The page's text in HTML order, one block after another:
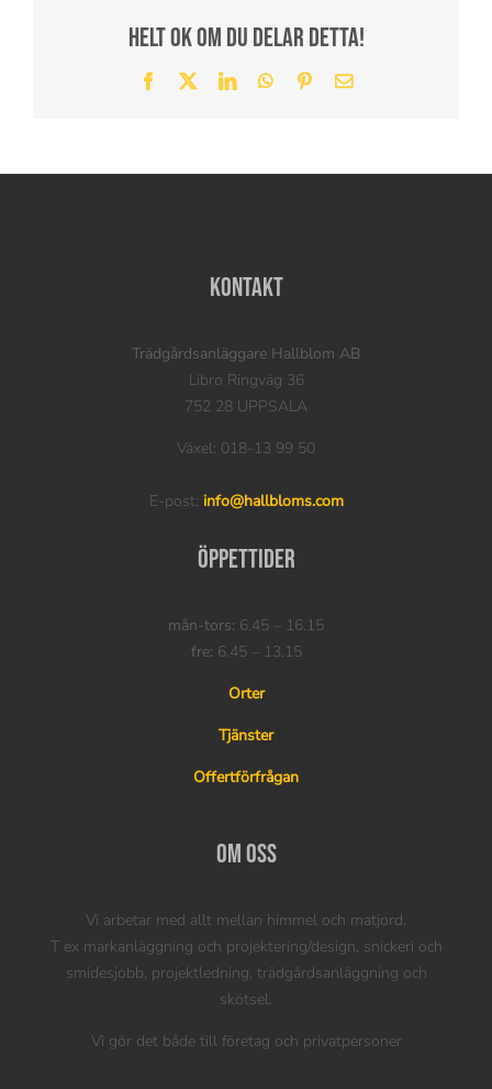
Helt ok om du delar detta!
Facebook LinkedInWhatsApp
Pinterest
E-
Kontakt
Trädgårdsanläggare Hallblom AB
Libro Ringväg 36
752 28 UPPSALA
Växel: 018-13 99 50
E-post: info@hallbloms.com
Öppettider
mån-tors: 6.45 – 16.15
fre: 6.45 – 13.15
Orter
Tjänster
Offertförfrågan
Om oss
Vi arbetar med allt mellan himmel och matjord.
T ex markanläggning och projektering/design, snickeri och
smidesjobb, projektledning, trädgårdsanläggning och
skötsel.
Vi gör det både till företag och privatpersoner